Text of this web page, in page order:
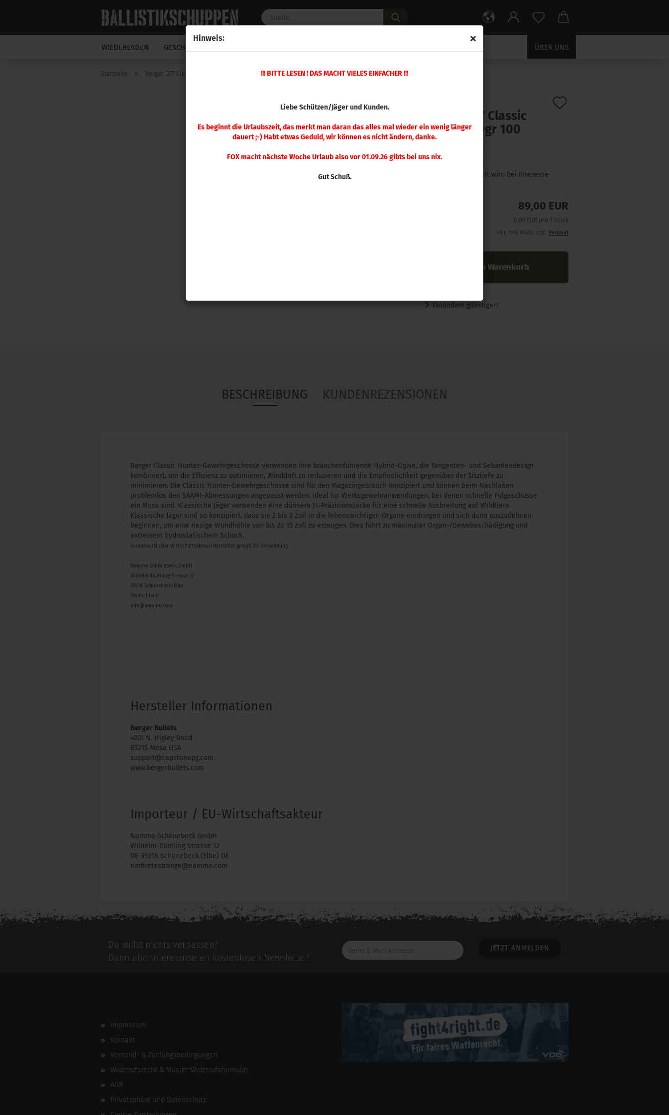
Hinweis:
!!! BITTE LESEN ! DAS MACHT VIELES EINFACHER !!!
Liebe Schützen/Jäger und Kunden.
Es beginnt die Urlaubszeit, das merkt man daran das alles mal wieder ein wenig länger
dauert ;-) Habt etwas Geduld, wir können es nicht ändern, danke.
FOX macht nächste Woche Urlaub also vor 01.09.26 gibts bei uns nix.
Gut Schuß.
WIEDERLADEN GESCHOSSE ÜBER UNS
Startseite » Berger .277 Classic Hunter 130gr 100 Stück
Berger .277 Classic
Hunter 130gr 100
Stück
Lieferzeit:
Lieferzeit wird bei Interesse
89,00 EUR
0,89 EUR pro 1 Stück
inkl. 19% MwSt. zzgl. Versand
In den Warenkorb
Woanders günstiger?
BESCHREIBUNG KUNDENREZENSIONEN
Berger Classic Hunter-Gewehrgeschosse verwenden ihre branchenführende Hybrid-Ogive, die Tangenten- und Sekantendesign
kombiniert, um die Effizienz zu optimieren, Winddrift zu reduzieren und die Empfindlichkeit gegenüber der Sitztiefe zu
minimieren. Die Classic Hunter-Gewehrgeschosse sind für den Magazingebrauch konzipiert und können beim Nachladen
problemlos den SAAMI-Abmessungen angepasst werden. Ideal für Werksgewehranwendungen, bei denen schnelle Folgeschüsse
ein Muss sind. Klassische Jäger verwenden eine dünnere J4-Präzisionsjacke für eine schnelle Ausbreitung auf Wildtiere.
Klassische Jäger sind so konzipiert, dass sie 2 bis 3 Zoll in die lebenswichtigen Organe eindringen und sich dann auszudehnen
beginnen, um eine riesige Wundhöhle von bis zu 15 Zoll zu erzeugen. Dies führt zu maximaler Organ-/Gewebeschädigung und
extremem hydrostatischem Schock.
Verantwortlicher Wirtschaftsakteur/Hersteller gemäß EU-Verordnung
Nammo Schönebeck GmbH
Wilhelm-Dümling-Strasse 12
39218 Schönebeck/Elbe
Deutschland
info@nammo.com
Hersteller Informationen
Berger Bullets
4051 N. Higley Road
85215 Mesa USA
support@capstonepg.com
www.bergerbullets.com
Importeur / EU-Wirtschaftsakteur
Nammo Schönebeck GmbH
Wilhelm-Dümling Strasse 12
DE-39218 Schönebeck (Elbe) DE
rimfiretestrange@nammo.com
Du willst nichts verpassen?
Dann abonniere unseren kostenlosen Newsletter!
Deine
E-
Impressum
Kontakt
Versand- & Zahlungsbedingungen
Widerrufsrecht & Muster-Widerrufsformular
AGB
Privatsphäre und Datenschutz